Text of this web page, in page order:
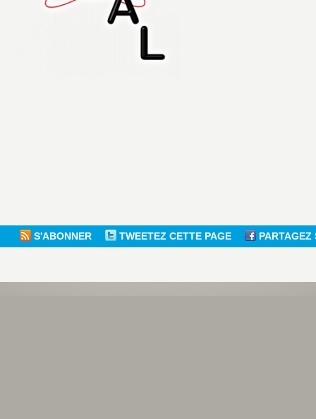
S'ABONNER TWEETEZ CETTE PAGE PARTAGEZ